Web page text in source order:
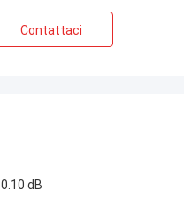
Contattaci
0.10 dB